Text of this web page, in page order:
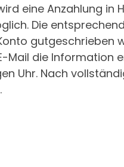
eine Anzahlung in
Die
gutgeschrieben
Mail die Information
Uhr. Nach